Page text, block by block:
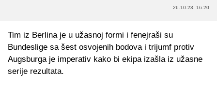
26.10.23. 16:20
Tim iz Berlina je u užasnoj formi i fenejraši su
Bundeslige sa šest osvojenih bodova i trijumf protiv
Augsburga je imperativ kako bi ekipa izašla iz užasne
serije rezultata.